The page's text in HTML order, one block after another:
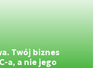
Twój biznes
a, a nie jego